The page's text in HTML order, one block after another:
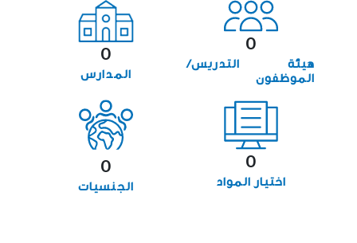
0
هيئة التدريس/
الموظفون
0
المدارس
0
اختيار المواد
0
الجنسيات